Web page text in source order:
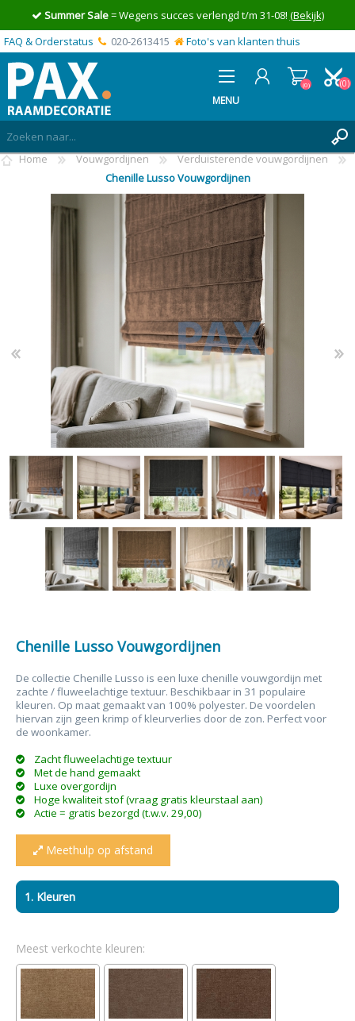
Summer Sale= Wegens succes verlengd t/m 31-08! (Bekijk)
FAQ & Orderstatus
020-2613415 Foto's van klanten thuis
MENU
MIJN OFFERTE
(0)
(0)
Home Vouwgordijnen
Verduisterende vouwgordijnen
Chenille Lusso Vouwgordijnen
Chenille Lusso Vouwgordijnen
De collectie Chenille Lusso is een luxe chenille vouwgordijn met
zachte / fluweelachtige textuur. Beschikbaar in 31 populaire
kleuren. Op maat gemaakt van 100% polyester. De voordelen
hiervan zijn geen krimp of kleurverlies door de zon. Perfect voor
de woonkamer.
Zacht fluweelachtige textuur
Met de hand gemaakt
Luxe overgordijn
Hoge kwaliteit stof (vraag gratis kleurstaal aan)
Actie = gratis bezorgd (t.w.v. 29,00)
Meethulp op afstand
1. Kleuren
Meest verkochte kleuren: